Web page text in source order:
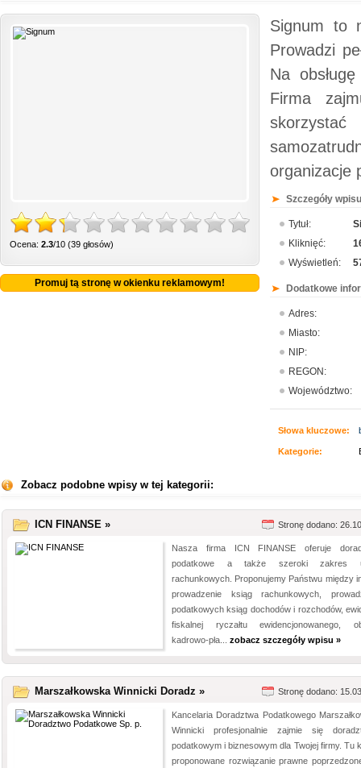
Ocena: 2.3/10 (39 głosów)
Promuj tą stronę w okienku reklamowym!
Signum to
Prowadzi
Na
Firma
organizacje
Szczegóły
Tytuł:
Kliknięć:
Wyświetleń:
Dodatkowe
Adres:
Miasto:
NIP:
REGON:
Województwo:
Słowa kluczowe:
Kategorie:
Zobacz podobne wpisy w tej kategorii:
ICN FINANSE » Stronę dodano:
Nasza firma ICN FINANSE oferuje
podatkowe a także szeroki zakres
rachunkowych. Proponujemy Państwu między
prowadzenie ksiąg rachunkowych,
podatkowych ksiąg dochodów i rozchodów,
fiskalnej ryczałtu ewidencjonowanego,
kadrowo-pła... zobacz szczegóły wpisu »
Marszałkowska Winnicki Doradz » Stronę dodano:
Kancelaria Doradztwa Podatkowego
Winnicki profesjonalnie zajmie się
podatkowym i biznesowym dla Twojej firmy. Tu
proponowane rozwiązanie prawne